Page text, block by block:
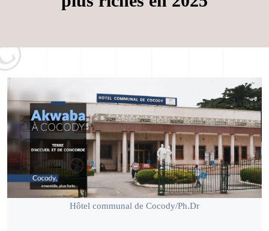
Hôtel communal de Cocody/Ph.Dr